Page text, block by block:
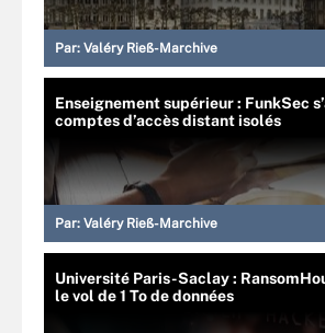
Par: Valéry Rieß-Marchive
Enseignement supérieur : FunkSec
comptes d’accès distant isolés
Par: Valéry Rieß-Marchive
Université Paris-Saclay :
le vol de 1 To de données